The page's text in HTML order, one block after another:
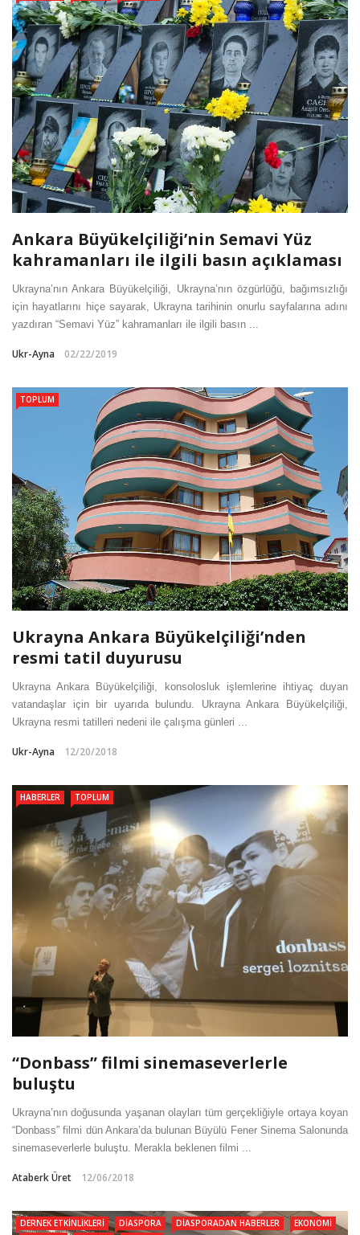
Ankara Büyükelçiliği’nin Semavi Yüz
kahramanları ile ilgili basın açıklaması
Ukrayna’nın Ankara Büyükelçiliği, Ukrayna’nın özgürlüğü, bağımsızlığı
için hayatlarını hiçe sayarak, Ukrayna tarihinin onurlu sayfalarına adını
yazdıran “Semavi Yüz” kahramanları ile ilgili basın ...
Ukr-Ayna 02/22/2019
TOPLUM
Ukrayna Ankara Büyükelçiliği’nden
resmi tatil duyurusu
Ukrayna Ankara Büyükelçiliği, konsolosluk işlemlerine ihtiyaç duyan
vatandaşlar için bir uyarıda bulundu. Ukrayna Ankara Büyükelçiliği,
Ukrayna resmi tatilleri nedeni ile çalışma günleri ...
Ukr-Ayna 12/20/2018
HABERLER TOPLUM
“Donbass” filmi sinemaseverlerle
buluştu
Ukrayna’nın doğusunda yaşanan olayları tüm gerçekliğiyle ortaya koyan
“Donbass” filmi dün Ankara’da bulunan Büyülü Fener Sinema Salonunda
sinemaseverlerle buluştu. Merakla beklenen filmi ...
Ataberk Üret 12/06/2018
DERNEK ETKINLIKLERI DIASPORA DIASPORADAN HABERLER
EKONOMI